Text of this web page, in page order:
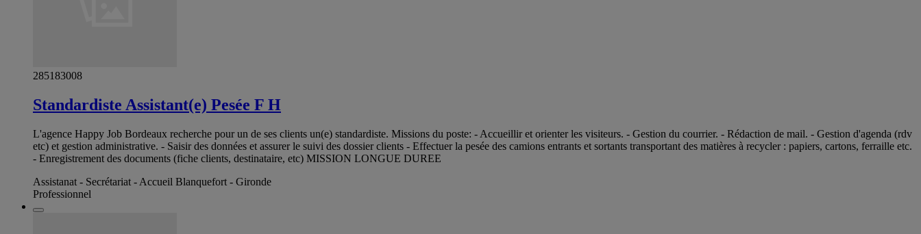
285183008
Standardiste Assistant(e) Pesée F H
L'agence Happy Job Bordeaux recherche pour un de ses clients un(e) standardiste. Missions du poste: - Accueillir et orienter les visiteurs. - Gestion du courrier. - Rédaction de mail. - Gestion d'agenda (rdv
etc) et gestion administrative. - Saisir des données et assurer le suivi des dossier clients - Effectuer la pesée des camions entrants et sortants transportant des matières à recycler : papiers, cartons, ferraille etc.
- Enregistrement des documents (fiche clients, destinataire, etc) MISSION LONGUE DUREE
Assistanat - Secrétariat - Accueil Blanquefort - Gironde
Professionnel